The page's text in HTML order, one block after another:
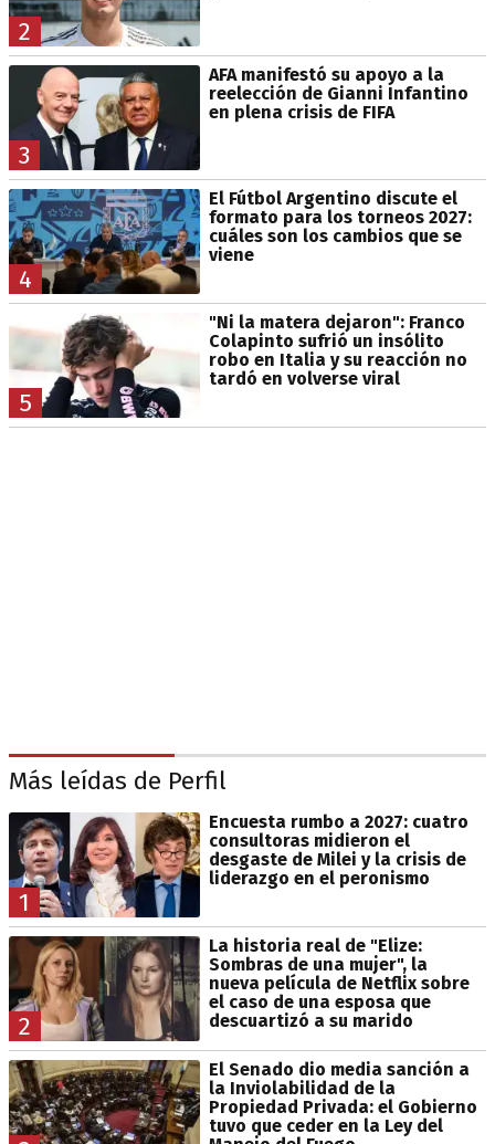
2
3
AFA manifestó su apoyo a la
reelección de Gianni Infantino
en plena crisis de FIFA
4
El Fútbol Argentino discute el
formato para los torneos 2027:
cuáles son los cambios que se
viene
5
"Ni la matera dejaron": Franco
Colapinto sufrió un insólito
robo en Italia y su reacción no
tardó en volverse viral
Más leídas de Perfil
1
Encuesta rumbo a 2027: cuatro
consultoras midieron el
desgaste de Milei y la crisis de
liderazgo en el peronismo
2
La historia real de "Elize:
Sombras de una mujer", la
nueva película de Netflix sobre
el caso de una esposa que
descuartizó a su marido
El Senado dio media sanción a
la Inviolabilidad de la
Propiedad Privada: el Gobierno
tuvo que ceder en la Ley del